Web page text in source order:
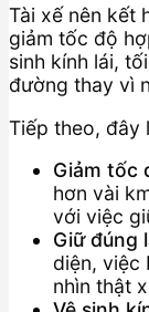
Tài xế nên kết
giảm tốc độ
sinh kính lái,
đường thay vì
Tiếp theo, đây
Giảm tốc
hơn vài
với việc
Giữ đúng
diện, việc
nhìn thật